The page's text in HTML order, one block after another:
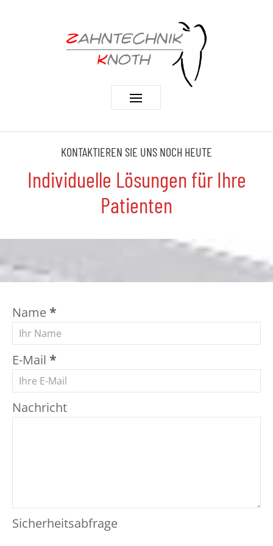
KONTAKTIEREN SIE UNS NOCH HEUTE
Individuelle Lösungen für Ihre
Patienten
Name *
E-Mail *
Nachricht
Sicherheitsabfrage